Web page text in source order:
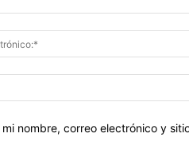
mi nombre, correo electrónico y